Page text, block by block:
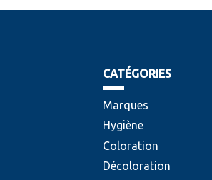
CATÉGORIES
Marques
Hygiène
Coloration
Décoloration